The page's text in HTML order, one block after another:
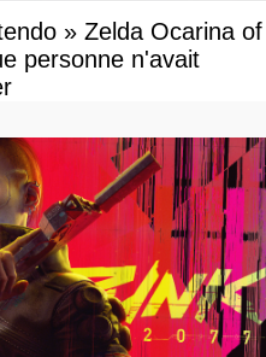
» Zelda Ocarina of
personne n'avait